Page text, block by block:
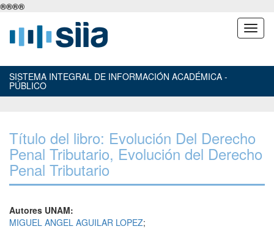
®®®®
SISTEMA INTEGRAL DE INFORMACIÓN ACADÉMICA -
PÚBLICO
Título del libro: Evolución Del Derecho
Penal Tributario, Evolución del Derecho
Penal Tributario
Autores UNAM:
MIGUEL ANGEL AGUILAR LOPEZ;